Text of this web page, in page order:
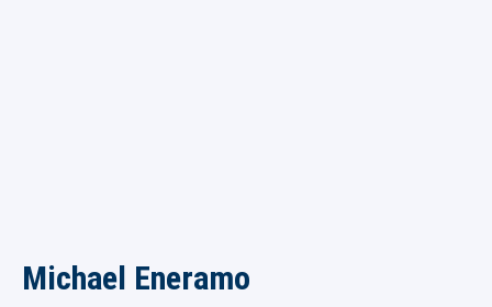
Michael Eneramo